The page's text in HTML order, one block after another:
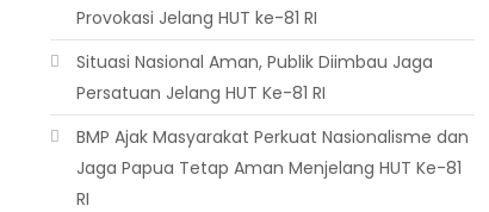
Provokasi Jelang HUT ke-81 RI
Situasi Nasional Aman, Publik Diimbau Jaga
Persatuan Jelang HUT Ke-81 RI
BMP Ajak Masyarakat Perkuat Nasionalisme dan
Jaga Papua Tetap Aman Menjelang HUT Ke-81
RI